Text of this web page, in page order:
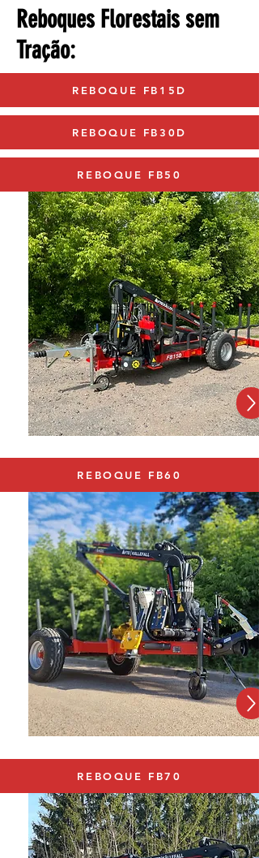
Reboques Florestais sem
Tração:
REBOQUE FB15D
REBOQUE FB30D
REBOQUE FB50
REBOQUE FB60
REBOQUE FB70